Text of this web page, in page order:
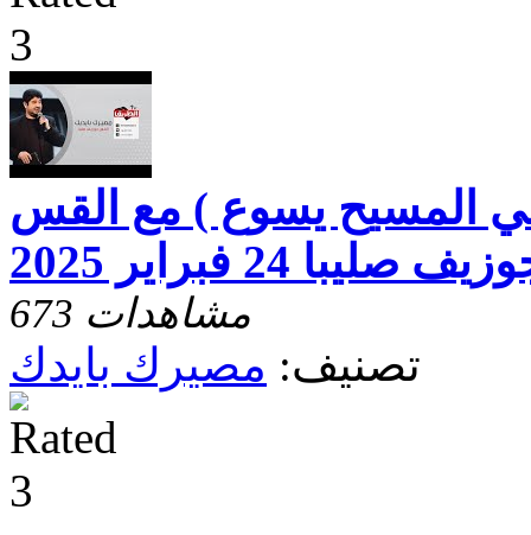
المسيح يسوع ) مع القس
صليبا 24 فبراير 2025
673 مشاهدات
تصنيف: مصيرك بايدك